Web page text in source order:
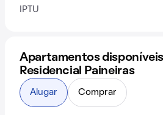
IPTU
Apartamentos
Residencial Paineiras
Alugar Comprar